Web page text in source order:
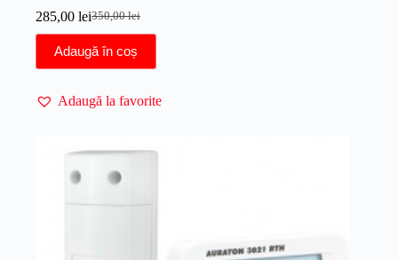
350,00lei
Prețul
inițial
a
fost:
285,00 leiPrețul
curent
este:
285,00 lei.
Adaugă în coș
Adaugă la favorite